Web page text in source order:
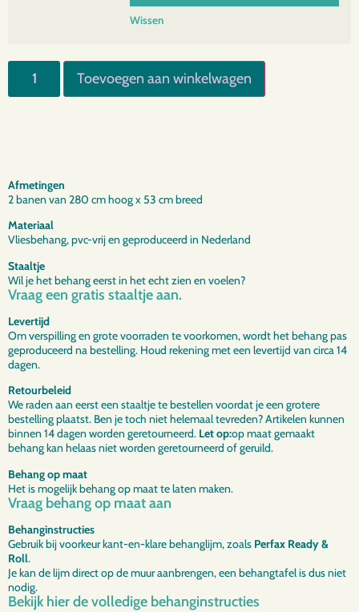
Wissen
Toevoegen aan winkelwagen
Afmetingen
2 banen van 280 cm hoog x 53 cm breed
Materiaal
Vliesbehang, pvc-vrij en geproduceerd in Nederland
Staaltje
Wil je het behang eerst in het echt zien en voelen?
Vraag een gratis staaltje aan.
Levertijd
Om verspilling en grote voorraden te voorkomen, wordt het behang pas
geproduceerd na bestelling. Houd rekening met een levertijd van circa 14
dagen.
Retourbeleid
We raden aan eerst een staaltje te bestellen voordat je een grotere
bestelling plaatst. Ben je toch niet helemaal tevreden? Artikelen kunnen
binnen 14 dagen worden geretourneerd. Let op:op maat gemaakt
behang kan helaas niet worden geretourneerd of geruild.
Behang op maat
Het is mogelijk behang op maat te laten maken.
Vraag behang op maat aan
Behanginstructies
Gebruik bij voorkeur kant-en-klare behanglijm, zoals Perfax Ready &
Roll.
Je kan de lijm direct op de muur aanbrengen, een behangtafel is dus niet
nodig.
Bekijk hier de volledige behanginstructies